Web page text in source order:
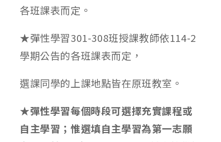
各班課表而定。
★彈性學習301-308班授課教師依114-2
學期公告的各班課表而定，
選課同學的上課地點皆在原班教室。
★彈性學習每個時段可選擇充實課程或
自主學習 ；惟選填自主學習為第一志願